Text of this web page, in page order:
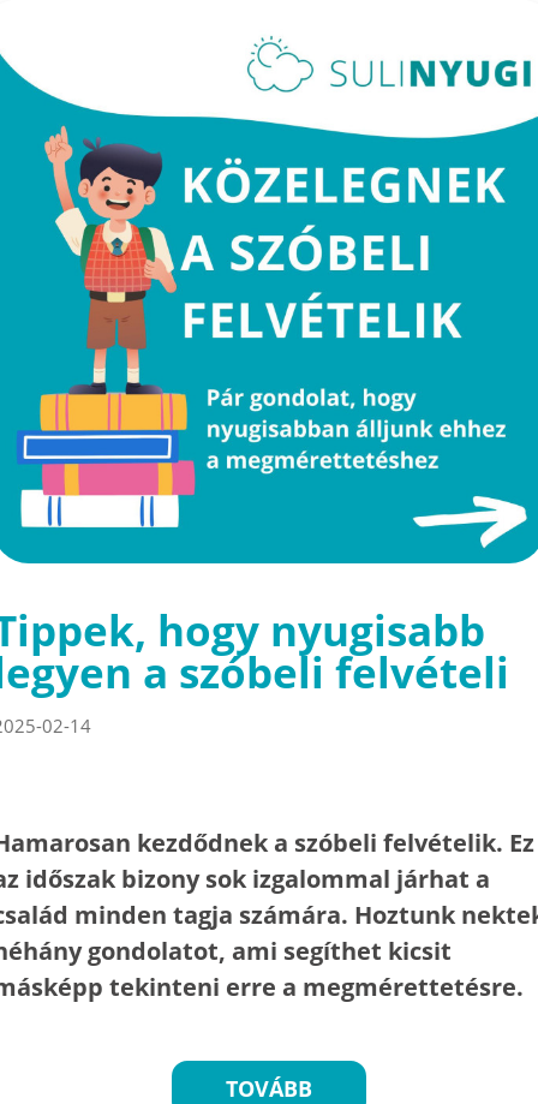
hogy nyugisabb
a szóbeli felvételi
02-14
kezdődnek a szóbeli felvételik. Ez
időszak bizony sok izgalommal járhat a
minden tagja számára. Hoztunk
gondolatot, ami segíthet kicsit
tekinteni erre a megmérettetésre.
TOVÁBB